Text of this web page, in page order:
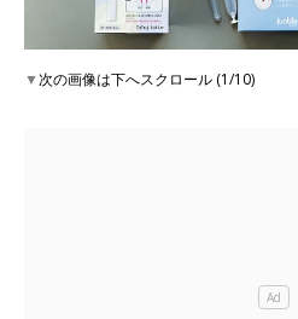
▼次の画像は下へスクロール (1/10)